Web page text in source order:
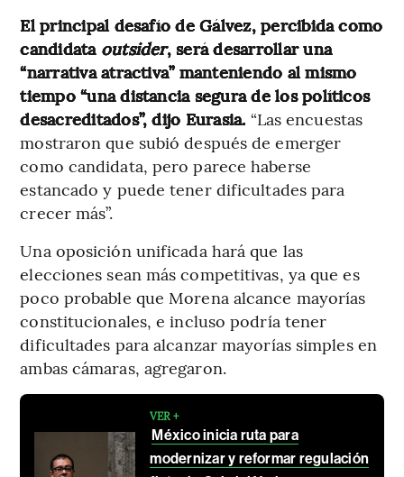
El principal desafío de Gálvez, percibida como
candidata outsider, será desarrollar una
“narrativa atractiva” manteniendo al mismo
tiempo “una distancia segura de los políticos
desacreditados”, dijo Eurasia. “Las encuestas
mostraron que subió después de emerger
como candidata, pero parece haberse
estancado y puede tener dificultades para
crecer más”.
Una oposición unificada hará que las
elecciones sean más competitivas, ya que es
poco probable que Morena alcance mayorías
constitucionales, e incluso podría tener
dificultades para alcanzar mayorías simples en
ambas cámaras, agregaron.
VER +
México inicia ruta para
modernizar y reformar regulación